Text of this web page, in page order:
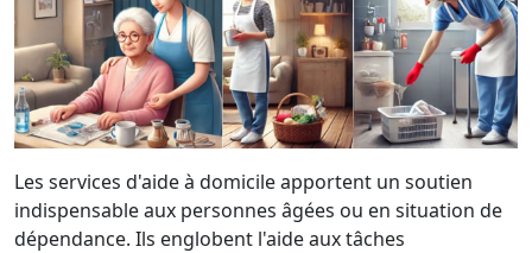
Les services d'aide à domicile apportent un soutien
indispensable aux personnes âgées ou en situation de
dépendance. Ils englobent l'aide aux tâches